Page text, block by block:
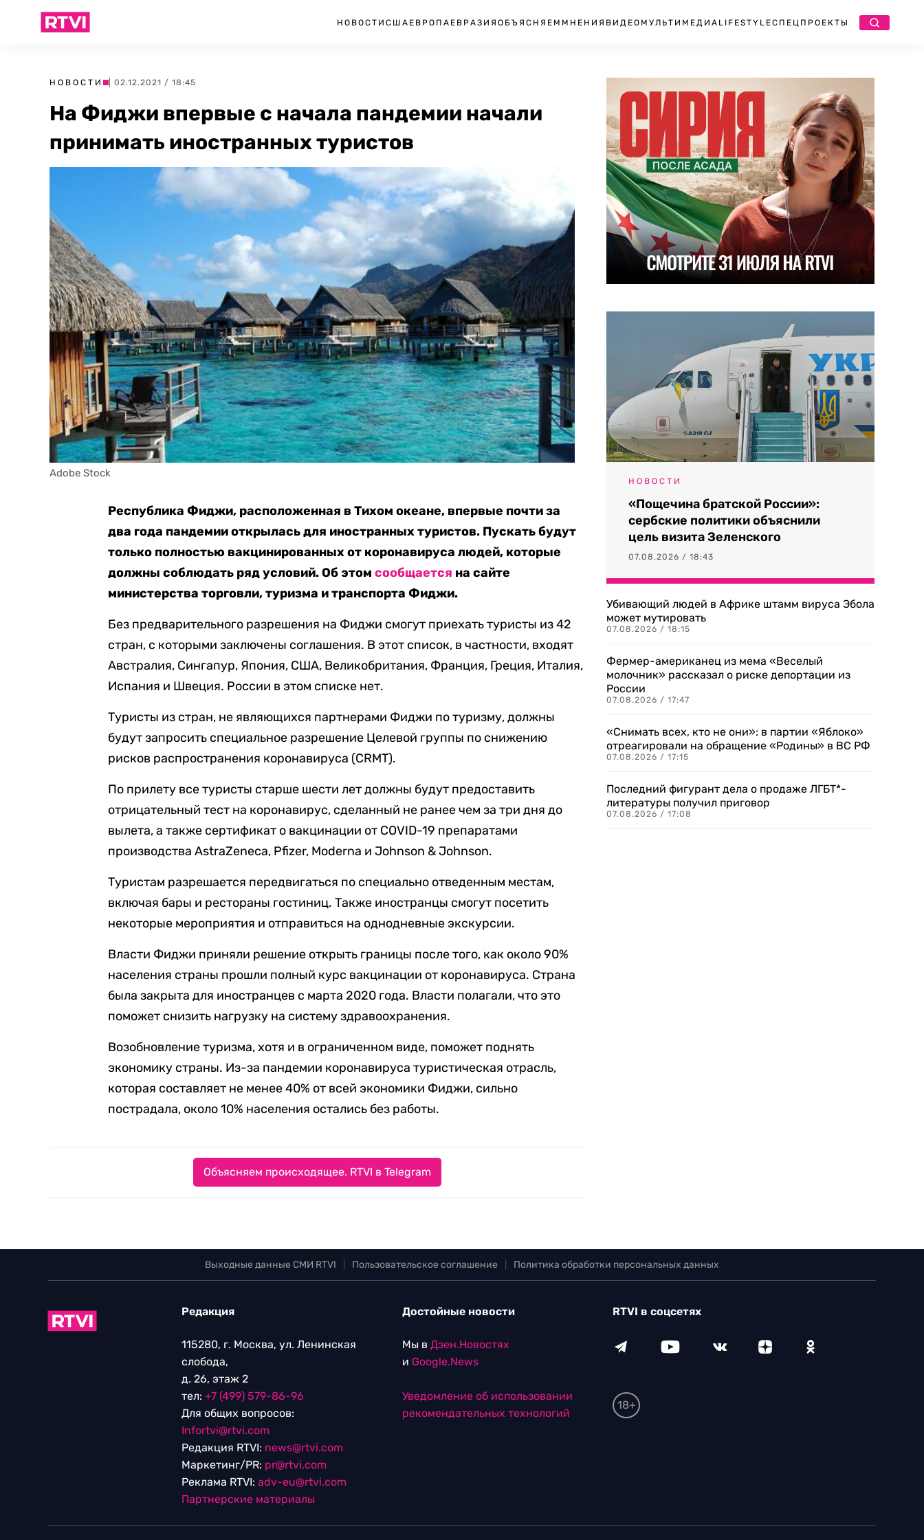
НОВОСТИ США ЕВРОПА ЕВРАЗИЯ ОБЪЯСНЯЕМ МНЕНИЯ ВИДЕО МУЛЬТИМЕДИА LIFESTYLEСПЕЦПРОЕКТЫ
НОВОСТИ | 02.12.2021 / 18:45
На Фиджи впервые с начала пандемии начали
принимать иностранных туристов
Adobe Stock
Республика Фиджи, расположенная в Тихом океане, впервые почти за
два года пандемии открылась для иностранных туристов. Пускать будут
только полностью вакцинированных от коронавируса людей, которые
должны соблюдать ряд условий. Об этомсообщается на сайте
министерства торговли, туризма и транспорта Фиджи.
Без предварительного разрешения на Фиджи смогут приехать туристы из 42
стран, с которыми заключены соглашения. В этот список, в частности, входят
Австралия, Сингапур, Япония, США, Великобритания, Франция, Греция, Италия,
Испания и Швеция. России в этом списке нет.
Туристы из стран, не являющихся партнерами Фиджи по туризму, должны
будут запросить специальное разрешение Целевой группы по снижению
рисков распространения коронавируса (CRMT).
По прилету все туристы старше шести лет должны будут предоставить
отрицательный тест на коронавирус, сделанный не ранее чем за три дня до
вылета, а также сертификат о вакцинации от COVID-19 препаратами
производства AstraZeneca, Pfizer, Moderna и Johnson & Johnson.
Туристам разрешается передвигаться по специально отведенным местам,
включая бары и рестораны гостиниц. Также иностранцы смогут посетить
некоторые мероприятия и отправиться на однодневные экскурсии.
Власти Фиджи приняли решение открыть границы после того, как около 90%
населения страны прошли полный курс вакцинации от коронавируса. Страна
была закрыта для иностранцев с марта 2020 года. Власти полагали, что это
поможет снизить нагрузку на систему здравоохранения.
Возобновление туризма, хотя и в ограниченном виде, поможет поднять
экономику страны. Из-за пандемии коронавируса туристическая отрасль,
которая составляет не менее 40% от всей экономики Фиджи, сильно
пострадала, около 10% населения остались без работы.
Объясняем происходящее. RTVI в Telegram
НОВОСТИ
«Пощечина братской России»:
сербские политики объяснили
цель визита Зеленского
07.08.2026 / 18:43
Убивающий людей в Африке штамм вируса Эбола
может мутировать
07.08.2026 / 18:15
Фермер-американец из мема «Веселый
молочник» рассказал о риске депортации из
России
07.08.2026 / 17:47
«Снимать всех, кто не они»: в партии «Яблоко»
отреагировали на обращение «Родины» в ВС РФ
07.08.2026 / 17:15
Последний фигурант дела о продаже ЛГБТ*-
литературы получил приговор
07.08.2026 / 17:08
Выходные данные СМИ RTVI Пользовательское соглашение Политика обработки персональных данных
Редакция
115280, г. Москва, ул. Ленинская
слобода,
д. 26, этаж 2
тел: +7 (499) 579-86-96
Для общих вопросов:
Infortvi@rtvi.com
Редакция RTVI: news@rtvi.com
Маркетинг/PR: pr@rtvi.com
Реклама RTVI: adv-eu@rtvi.com
Партнерские материалы
Достойные новости
Мы в Дзен.Новостях
и Google.News
Уведомление об использовании
рекомендательных технологий
RTVI в соцсетях
18+